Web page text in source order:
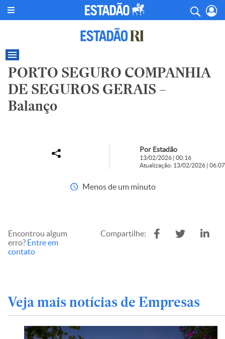
PORTO SEGURO COMPANHIA
DE SEGUROS GERAIS –
Balanço
Por Estadão
13/02/2026 | 00:16
Atualização: 13/02/2026 | 06:07
Menos de um minuto
Encontrou algum
erro? Entre em
contato
Compartilhe:
Veja mais notícias de Empresas